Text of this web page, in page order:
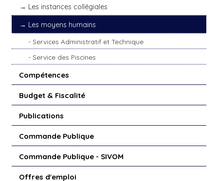
Les instances collégiales
Les moyens humains
Services Administratif et Technique
Service des Piscines
Compétences
Budget & Fiscalité
Publications
Commande Publique
Commande Publique - SIVOM
Offres d'emploi